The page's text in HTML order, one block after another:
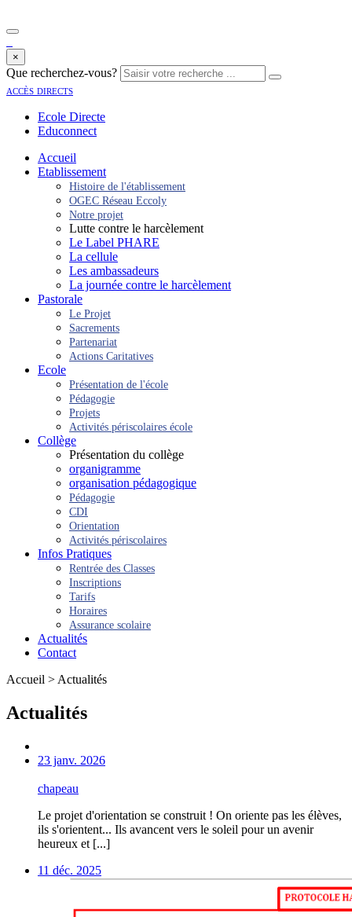
×
Que recherchez-vous?
accès directs
Ecole Directe
Educonnect
Accueil
Etablissement
Histoire de l'établissement
OGEC Réseau Eccoly
Notre projet
Lutte contre le harcèlement
Le Label PHARE
La cellule
Les ambassadeurs
La journée contre le harcèlement
Pastorale
Le Projet
Sacrements
Partenariat
Actions Caritatives
Ecole
Présentation de l'école
Pédagogie
Projets
Activités périscolaires école
Collège
Présentation du collège
organigramme
organisation pédagogique
Pédagogie
CDI
Orientation
Activités périscolaires
Infos Pratiques
Rentrée des Classes
Inscriptions
Tarifs
Horaires
Assurance scolaire
Actualités
Contact
Accueil > Actualités
Actualités
23 janv. 2026
chapeau
Le projet d'orientation se construit ! On oriente pas les élèves,
ils s'orientent... Ils avancent vers le soleil pour un avenir
heureux et [...]
11 déc. 2025